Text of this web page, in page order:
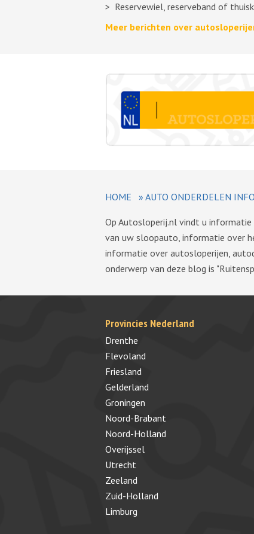
Reservewiel, reserveband of
Meer berichten over
HOME » AUTO ONDERDELEN
Op Autosloperij.nl vindt u
van uw sloopauto, informatie over
informatie over autosloperijen,
onderwerp van deze blog is
Provincies Nederland
Drenthe
Flevoland
Friesland
Gelderland
Groningen
Noord-Brabant
Noord-Holland
Overijssel
Utrecht
Zeeland
Zuid-Holland
Limburg